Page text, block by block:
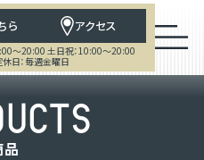
ら アクセス
～20:00 土日祝：10:00～20:00
休日：毎週金曜日
UCTS
品